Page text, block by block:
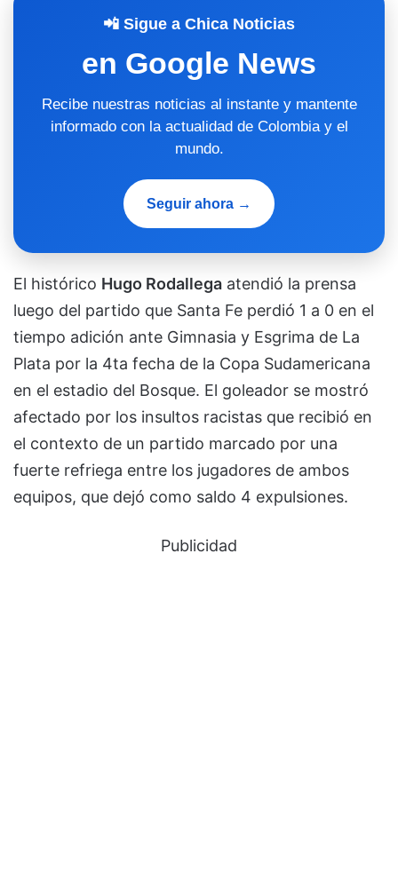
📲 Sigue a Chica Noticias
en Google News
Recibe nuestras noticias al instante y mantente
informado con la actualidad de Colombia y el
mundo.
Seguir ahora →
El histórico Hugo Rodallega atendió la prensa
luego del partido que Santa Fe perdió 1 a 0 en el
tiempo adición ante Gimnasia y Esgrima de La
Plata por la 4ta fecha de la Copa Sudamericana
en el estadio del Bosque. El goleador se mostró
afectado por los insultos racistas que recibió en
el contexto de un partido marcado por una
fuerte refriega entre los jugadores de ambos
equipos, que dejó como saldo 4 expulsiones.
Publicidad